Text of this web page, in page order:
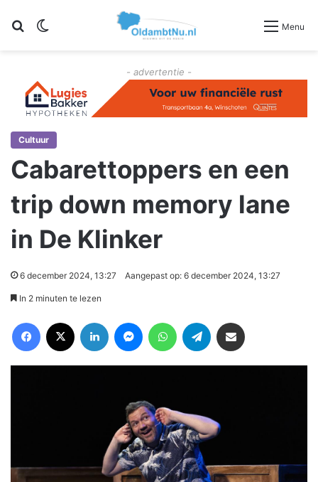
Zoeken Menu
- advertentie -
Cultuur
Cabarettoppers en een
trip down memory lane
in De Klinker
6 december 2024, 13:27 Aangepast op: 6 december 2024, 13:27
In 2 minuten te lezen